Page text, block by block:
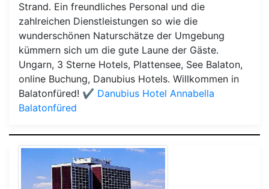
Strand. Ein freundliches Personal und die
zahlreichen Dienstleistungen so wie die
wunderschönen Naturschätze der Umgebung
kümmern sich um die gute Laune der Gäste.
Ungarn, 3 Sterne Hotels, Plattensee, See Balaton,
online Buchung, Danubius Hotels. Willkommen in
Balatonfüred! ✔️ Danubius Hotel Annabella
Balatonfüred